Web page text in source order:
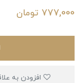
777,000 تومان